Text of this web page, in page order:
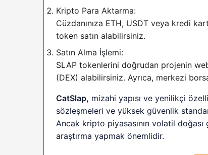
Kripto Para Aktarma:
Cüzdanınıza ETH, USDT veya kredi
token satın alabilirsiniz.
Satın Alma İşlemi:
SLAP tokenlerini doğrudan projenin
(DEX) alabilirsiniz. Ayrıca, merkezi
CatSlap, mizahi yapısı ve yenilikçi
sözleşmeleri ve yüksek güvenlik
Ancak kripto piyasasının volatil doğası
araştırma yapmak önemlidir.